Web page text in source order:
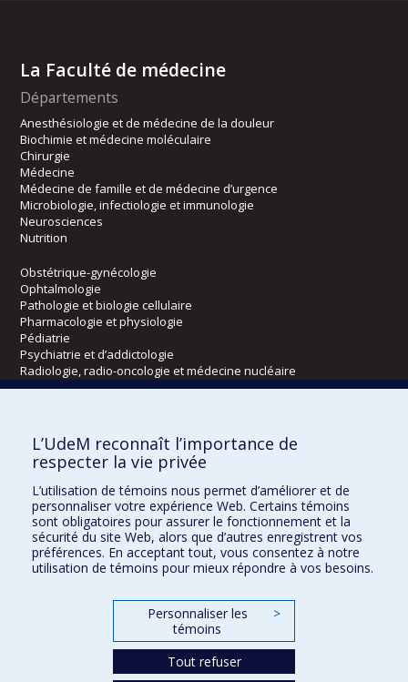
La Faculté de médecine
Départements
Anesthésiologie et de médecine de la douleur
Biochimie et médecine moléculaire
Chirurgie
Médecine
Médecine de famille et de médecine d’urgence
Microbiologie, infectiologie et immunologie
Neurosciences
Nutrition
Obstétrique-gynécologie
Ophtalmologie
Pathologie et biologie cellulaire
Pharmacologie et physiologie
Pédiatrie
Psychiatrie et d’addictologie
Radiologie, radio-oncologie et médecine nucléaire
Écoles
Kinésiologie et des sciences de l’activité physique
Orthophonie et audiologie
Réadaptation
Directions
DPC
CPASS
L’UdeM reconnaît l’importance de
respecter la vie privée
L’utilisation de témoins nous permet d’améliorer et de
personnaliser votre expérience Web. Certains témoins
sont obligatoires pour assurer le fonctionnement et la
sécurité du site Web, alors que d’autres enregistrent vos
préférences. En acceptant tout, vous consentez à notre
utilisation de témoins pour mieux répondre à vos besoins.
Personnaliser les
témoins
>
Tout refuser